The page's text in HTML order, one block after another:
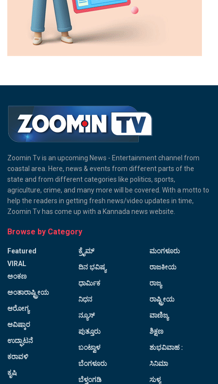
Zoomin Tv is an upcoming News - Entertainment channel from
coastal area. Here, news & events from different parts of the
state and from different categories like politics, sports,
agriculture, crime, and many more will be covered. With a motto to
help the readers in getting fresh news/video updates in time,
Zoomin Tv has come up with a Kannada news website.
Browse by Category
Featured
VIRAL
ಅಂಕಣ
ಅಂತಾರಾಷ್ಟ್ರೀಯ
ಆರೋಗ್ಯ
ಆವಿಷ್ಕಾರ
ಉದ್ಘಾಟನೆ
ಕರಾವಳಿ
ಕೃಷಿ
ಕ್ರೈಮ್
ದಿನ ಭವಿಷ್ಯ
ಧಾರ್ಮಿಕ
ನಿಧನ
ನ್ಯೂಸ್
ಪುತ್ತೂರು
ಬಂಟ್ವಾಳ
ಬೆಂಗಳೂರು
ಬೆಳ್ತಂಗಡಿ
ಮಂಗಳೂರು
ರಾಜಕೀಯ
ರಾಜ್ಯ
ರಾಷ್ಟ್ರೀಯ
ವಾಣಿಜ್ಯ
ಶಿಕ್ಷಣ
ಶುಭವಿವಾಹ :
ಸಿನಿಮಾ
ಸುಳ್ಯ